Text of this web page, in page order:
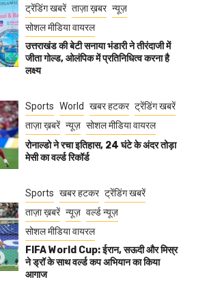
ट्रेंडिंग खबरें ताज़ा ख़बर न्यूज़
सोशल मीडिया वायरल
उत्तराखंड की बेटी सनाया भंडारी ने तीरंदाजी में
जीता गोल्ड, ओलंपिक में प्रतिनिधित्व करना है
लक्ष्य
Sports World खबर हटकर ट्रेंडिंग खबरें
ताज़ा ख़बरें न्यूज़ सोशल मीडिया वायरल
रोनाल्डो ने रचा इतिहास, 24 घंटे के अंदर तोड़ा
मेसी का वर्ल्ड रिकॉर्ड
Sports खबर हटकर ट्रेंडिंग खबरें
ताज़ा ख़बरें न्यूज़ वर्ल्ड न्यूज़
सोशल मीडिया वायरल
FIFA World Cup: ईरान, सऊदी और मिस्र
ने ड्रॉ के साथ वर्ल्ड कप अभियान का किया
आगाज